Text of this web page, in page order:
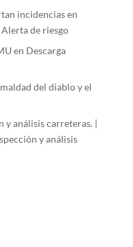
incidencias en
Alerta de riesgo
en Descarga
del diablo y el
y análisis carreteras. |
y análisis